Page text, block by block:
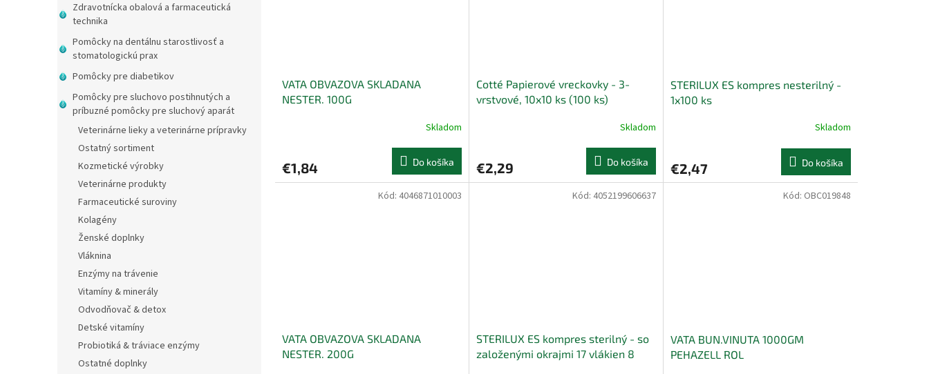
Zdravotnícka obalová a farmaceutická
technika
Pomôcky na dentálnu starostlivosť a
stomatologickú prax
Pomôcky pre diabetikov
Pomôcky pre sluchovo postihnutých a
príbuzné pomôcky pre sluchový aparát
Veterinárne lieky a veterinárne prípravky
Ostatný sortiment
Kozmetické výrobky
Veterinárne produkty
Farmaceutické suroviny
Kolagény
Ženské doplnky
Vláknina
Enzýmy na trávenie
Vitamíny & minerály
Odvodňovač & detox
Detské vitamíny
Probiotiká & tráviace enzýmy
Ostatné doplnky
VATA OBVAZOVA SKLADANA
NESTER. 100G
Skladom
€1,84 Do košíka
Cotté Papierové vreckovky - 3-
vrstvové, 10x10 ks (100 ks)
Skladom
€2,29 Do košíka
STERILUX ES kompres nesterilný -
1x100 ks
Skladom
€2,47 Do košíka
VATA OBVAZOVA SKLADANA
NESTER. 200G
Kód: 4046871010003
STERILUX ES kompres sterilný - so
založenými okrajmi 17 vlákien 8
Kód: 4052199606637
VATA BUN.VINUTA 1000GM
PEHAZELL ROL
Kód: OBC019848